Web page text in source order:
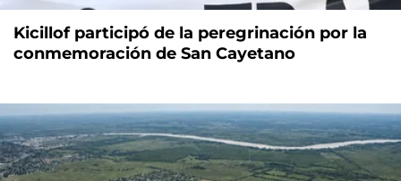
Kicillof participó de la peregrinación por la
conmemoración de San Cayetano